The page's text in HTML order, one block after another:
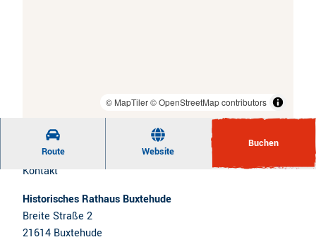
© MapTiler© OpenStreetMap contributors
Route Website
Buchen
Kontakt
Historisches Rathaus Buxtehude
Breite Straße 2
21614 Buxtehude